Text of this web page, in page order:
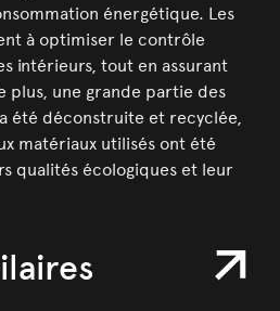
énergétique. Les
à optimiser le contrôle
intérieurs, tout en assurant
plus, une grande partie des
été déconstruite et recyclée,
matériaux utilisés ont été
qualités écologiques et leur